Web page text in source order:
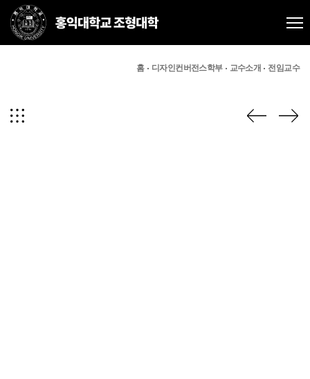
홈 디자인컨버전스학부 교수소개 전임교수